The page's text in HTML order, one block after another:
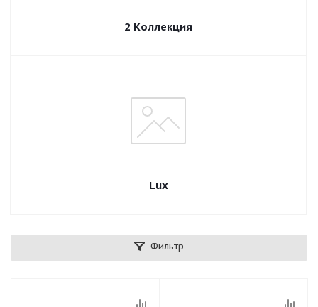
2 Коллекция
Lux
Фильтр